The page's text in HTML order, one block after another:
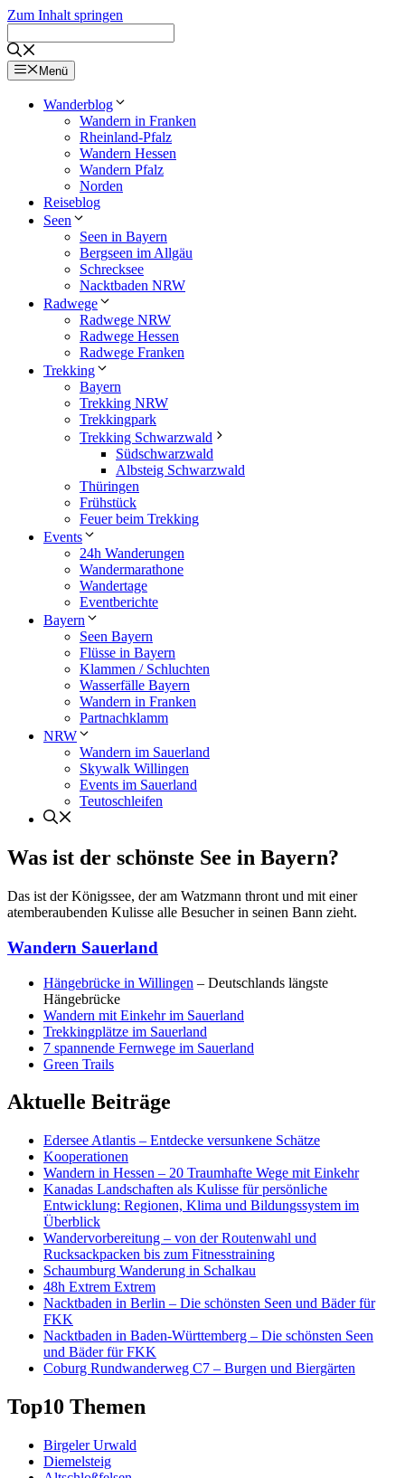
Zum Inhalt springen
Menü
Wanderblog
Wandern in Franken
Rheinland-Pfalz
Wandern Hessen
Wandern Pfalz
Norden
Reiseblog
Seen
Seen in Bayern
Bergseen im Allgäu
Schrecksee
Nacktbaden NRW
Radwege
Radwege NRW
Radwege Hessen
Radwege Franken
Trekking
Bayern
Trekking NRW
Trekkingpark
Trekking Schwarzwald
Südschwarzwald
Albsteig Schwarzwald
Thüringen
Frühstück
Feuer beim Trekking
Events
24h Wanderungen
Wandermarathone
Wandertage
Eventberichte
Bayern
Seen Bayern
Flüsse in Bayern
Klammen / Schluchten
Wasserfälle Bayern
Wandern in Franken
Partnachklamm
NRW
Wandern im Sauerland
Skywalk Willingen
Events im Sauerland
Teutoschleifen
Was ist der schönste See in Bayern?
Das ist der Königssee, der am Watzmann thront und mit einer
atemberaubenden Kulisse alle Besucher in seinen Bann zieht.
Wandern Sauerland
Hängebrücke in Willingen – Deutschlands längste
Hängebrücke
Wandern mit Einkehr im Sauerland
Trekkingplätze im Sauerland
7 spannende Fernwege im Sauerland
Green Trails
Aktuelle Beiträge
Edersee Atlantis – Entdecke versunkene Schätze
Kooperationen
Wandern in Hessen – 20 Traumhafte Wege mit Einkehr
Kanadas Landschaften als Kulisse für persönliche
Entwicklung: Regionen, Klima und Bildungssystem im
Überblick
Wandervorbereitung – von der Routenwahl und
Rucksackpacken bis zum Fitnesstraining
Schaumburg Wanderung in Schalkau
48h Extrem Extrem
Nacktbaden in Berlin – Die schönsten Seen und Bäder für
FKK
Nacktbaden in Baden-Württemberg – Die schönsten Seen
und Bäder für FKK
Coburg Rundwanderweg C7 – Burgen und Biergärten
Top10 Themen
Birgeler Urwald
Diemelsteig